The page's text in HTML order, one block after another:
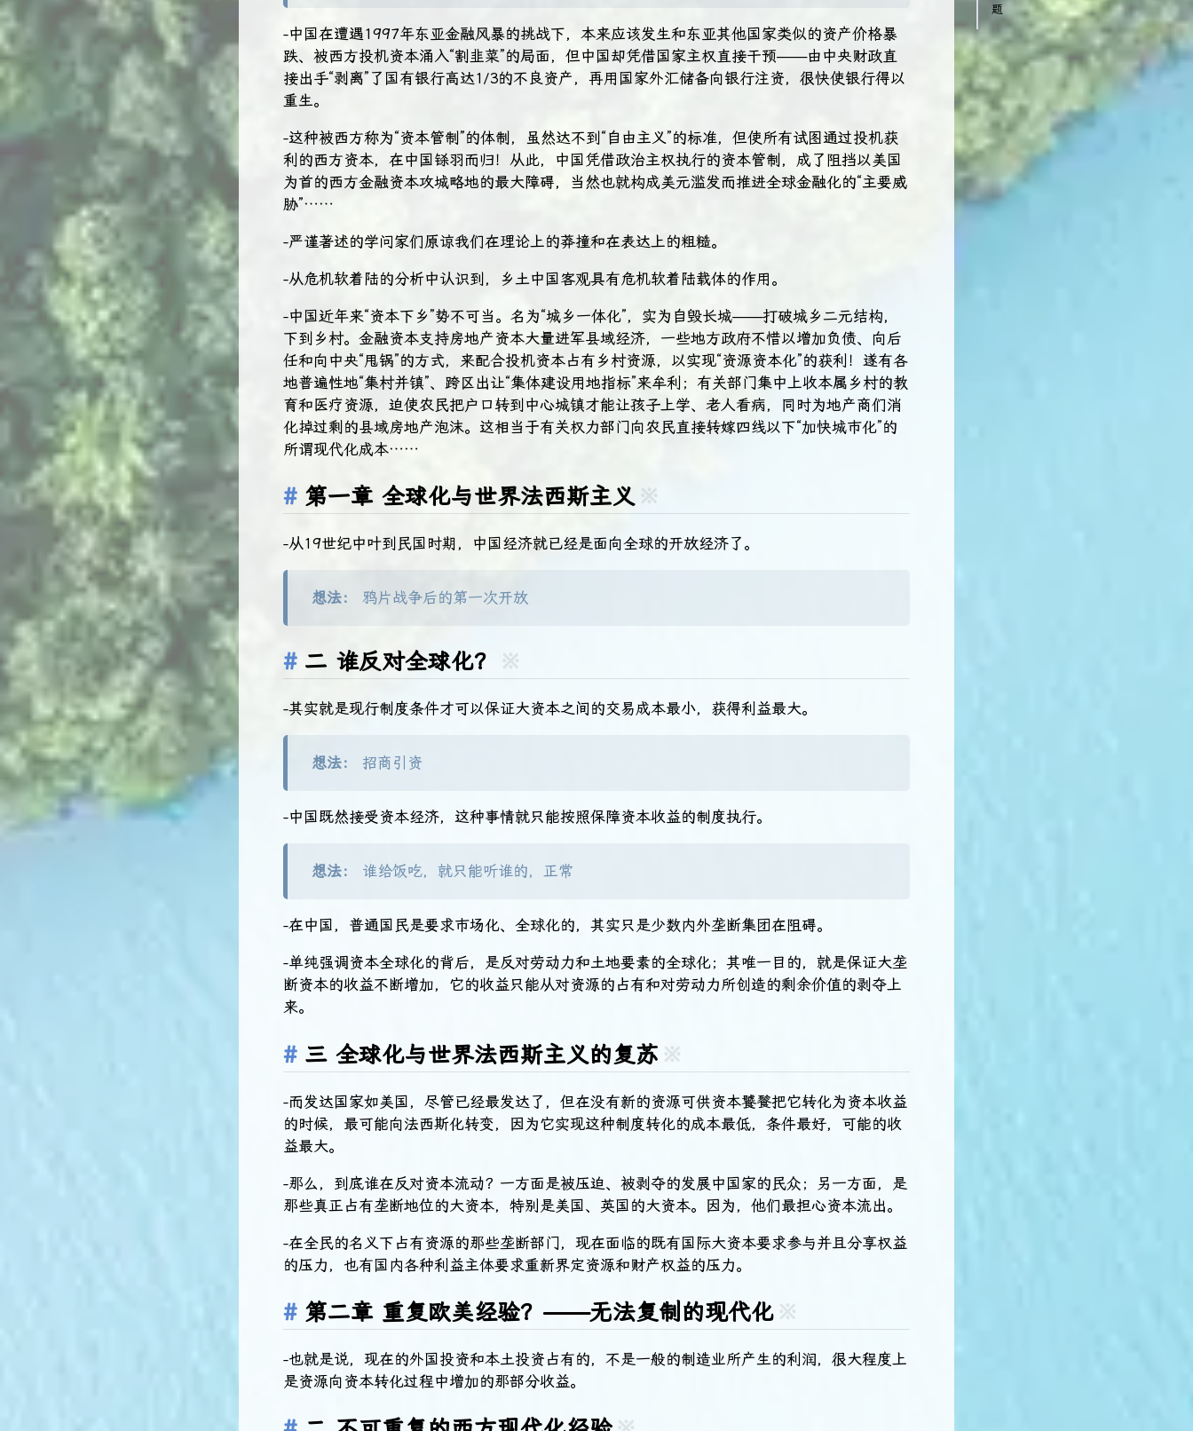
-中国在遭遇1997年东亚金融风暴的挑战下，本来应该发生和东亚其他国家类似的资产价格暴
跌、被西方投机资本涌入“割韭菜”的局面，但中国却凭借国家主权直接干预——由中央财政直
接出手“剥离”了国有银行高达1/3的不良资产，再用国家外汇储备向银行注资，很快使银行得以
重生。
-这种被西方称为“资本管制”的体制，虽然达不到“自由主义”的标准，但使所有试图通过投机获
利的西方资本，在中国铩羽而归！从此，中国凭借政治主权执行的资本管制，成了阻挡以美国
为首的西方金融资本攻城略地的最大障碍，当然也就构成美元滥发而推进全球金融化的“主要威
胁”……
-严谨著述的学问家们原谅我们在理论上的莽撞和在表达上的粗糙。
-从危机软着陆的分析中认识到，乡土中国客观具有危机软着陆载体的作用。
-中国近年来“资本下乡”势不可当。名为“城乡一体化”，实为自毁长城——打破城乡二元结构，
下到乡村。金融资本支持房地产资本大量进军县域经济，一些地方政府不惜以增加负债、向后
任和向中央“甩锅”的方式，来配合投机资本占有乡村资源，以实现“资源资本化”的获利！遂有各
地普遍性地“集村并镇”、跨区出让“集体建设用地指标”来牟利；有关部门集中上收本属乡村的教
育和医疗资源，迫使农民把户口转到中心城镇才能让孩子上学、老人看病，同时为地产商们消
化掉过剩的县域房地产泡沫。这相当于有关权力部门向农民直接转嫁四线以下“加快城市化”的
所谓现代化成本……
第一章 全球化与世界法西斯主义 ※
-从19世纪中叶到民国时期，中国经济就已经是面向全球的开放经济了。
想法： 鸦片战争后的第一次开放
二 谁反对全球化？
-其实就是现行制度条件才可以保证大资本之间的交易成本最小，获得利益最大。
想法： 招商引资
-中国既然接受资本经济，这种事情就只能按照保障资本收益的制度执行。
想法： 谁给饭吃，就只能听谁的，正常
-在中国，普通国民是要求市场化、全球化的，其实只是少数内外垄断集团在阻碍。
-单纯强调资本全球化的背后，是反对劳动力和土地要素的全球化；其唯一目的，就是保证大垄
断资本的收益不断增加，它的收益只能从对资源的占有和对劳动力所创造的剩余价值的剥夺上
来。
三 全球化与世界法西斯主义的复苏 ※
-而发达国家如美国，尽管已经最发达了，但在没有新的资源可供资本饕餮把它转化为资本收益
的时候，最可能向法西斯化转变，因为它实现这种制度转化的成本最低，条件最好，可能的收
益最大。
-那么，到底谁在反对资本流动？一方面是被压迫、被剥夺的发展中国家的民众；另一方面，是
那些真正占有垄断地位的大资本，特别是美国、英国的大资本。因为，他们最担心资本流出。
-在全民的名义下占有资源的那些垄断部门，现在面临的既有国际大资本要求参与并且分享权益
的压力，也有国内各种利益主体要求重新界定资源和财产权益的压力。
第二章 重复欧美经验？——无法复制的现代化
-也就是说，现在的外国投资和本土投资占有的，不是一般的制造业所产生的利润，很大程度上
是资源向资本转化过程中增加的那部分收益。
题